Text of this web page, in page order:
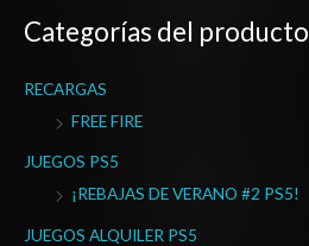
c
r
o
Categorías del producto
RECARGAS
FREE FIRE
JUEGOS PS5
¡REBAJAS DE VERANO #2 PS5!
JUEGOS ALQUILER PS5